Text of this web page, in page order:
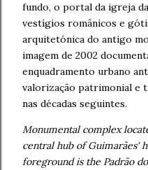
fundo, o portal da igreja
vestígios românicos e
arquitetónica do antigo
imagem de 2002
enquadramento urbano
valorização patrimonial e
nas décadas seguintes.
Monumental complex
central hub of Guimarães'
foreground is the Padrão